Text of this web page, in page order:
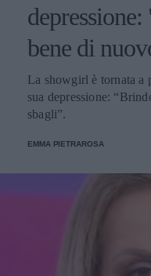
bene di
La showgirl è tornata a
sua depressione:
sbagli”.
EMMA PIETRAROSA